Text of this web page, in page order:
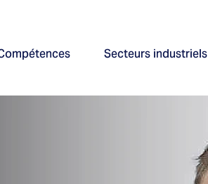
Secteurs industriels